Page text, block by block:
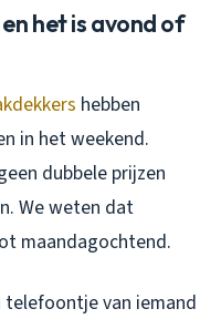
het is avond of
hebben
in het weekend.
dubbele prijzen
We weten dat
maandagochtend.
telefoontje van iemand